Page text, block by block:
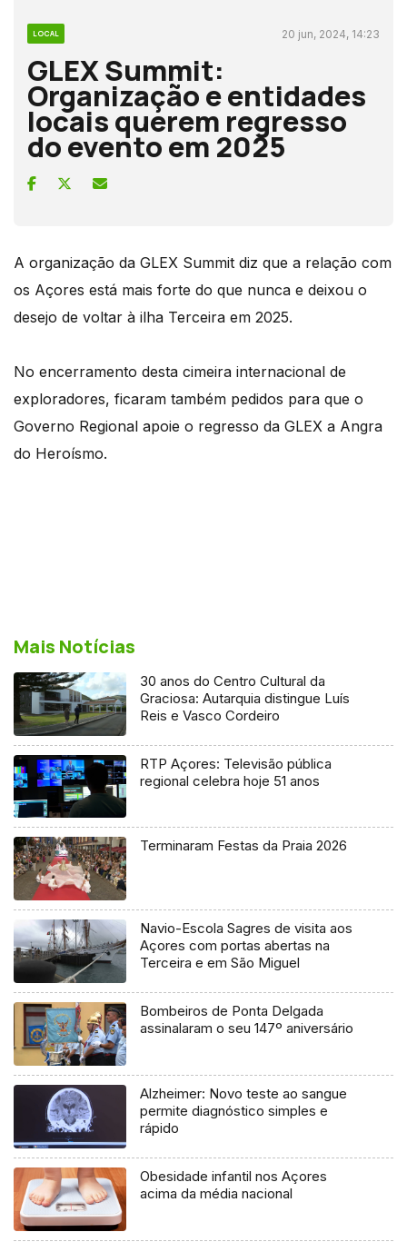
LOCAL 20 jun, 2024, 14:23
GLEX Summit:
Organização e entidades
locais querem regresso
do evento em 2025
A organização da GLEX Summit diz que a relação com
os Açores está mais forte do que nunca e deixou o
desejo de voltar à ilha Terceira em 2025.
No encerramento desta cimeira internacional de
exploradores, ficaram também pedidos para que o
Governo Regional apoie o regresso da GLEX a Angra
do Heroísmo.
Mais Notícias
30 anos do Centro Cultural da
Graciosa: Autarquia distingue Luís
Reis e Vasco Cordeiro
RTP Açores: Televisão pública
regional celebra hoje 51 anos
Terminaram Festas da Praia 2026
Navio-Escola Sagres de visita aos
Açores com portas abertas na
Terceira e em São Miguel
Bombeiros de Ponta Delgada
assinalaram o seu 147º aniversário
Alzheimer: Novo teste ao sangue
permite diagnóstico simples e
rápido
Obesidade infantil nos Açores
acima da média nacional